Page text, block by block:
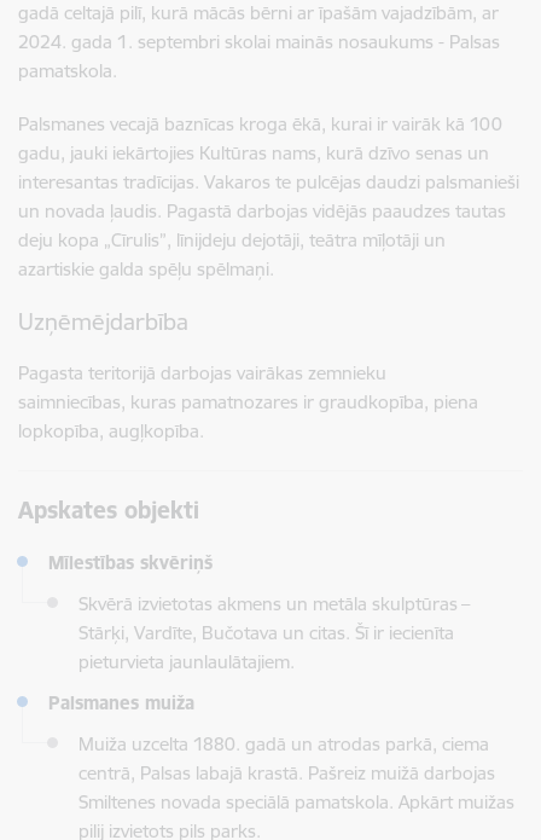
gadā celtajā pilī, kurā mācās bērni ar īpašām vajadzībām, ar
2024. gada 1. septembri skolai mainās nosaukums - Palsas
pamatskola.
Palsmanes vecajā baznīcas kroga ēkā, kurai ir vairāk kā 100
gadu, jauki iekārtojies Kultūras nams, kurā dzīvo senas un
interesantas tradīcijas. Vakaros te pulcējas daudzi palsmanieši
un novada ļaudis. Pagastā darbojas vidējās paaudzes tautas
deju kopa „Cīrulis”, līnijdeju dejotāji, teātra mīļotāji un
azartiskie galda spēļu spēlmaņi.
Uzņēmējdarbība
Pagasta teritorijā darbojas vairākas zemnieku
saimniecības, kuras pamatnozares ir graudkopība, piena
lopkopība, augļkopība.
Apskates objekti
Mīlestības skvēriņš
Skvērā izvietotas akmens un metāla skulptūras –
Stārķi, Vardīte, Bučotava un citas. Šī ir iecienīta
pieturvieta jaunlaulātajiem.
Palsmanes muiža
Muiža uzcelta 1880. gadā un atrodas parkā, ciema
centrā, Palsas labajā krastā. Pašreiz muižā darbojas
Smiltenes novada speciālā pamatskola. Apkārt muižas
pilij izvietots pils parks.